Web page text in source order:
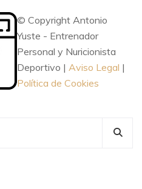
© Copyright Antonio
Yuste - Entrenador
Personal y Nuricionista
Deportivo | Aviso Legal |
Política de Cookies